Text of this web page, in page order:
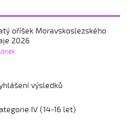
oříšek Moravskoslezského
2026
výsledků
IV (14-16 let)